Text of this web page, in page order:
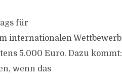
für
internationalen Wettbewerb
5.000 Euro. Dazu kommt:
wenn das